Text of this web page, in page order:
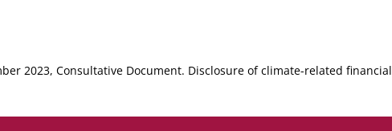
2023, Consultative Document. Disclosure of climate-related